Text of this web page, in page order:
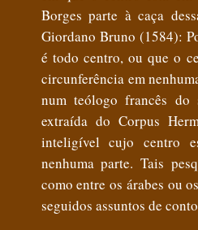
Borges parte à caça
Giordano Bruno (1584):
é todo centro, ou que o
circunferência em
num teólogo francês
extraída do Corpus
inteligível cujo centro
nenhuma parte. Tais
como entre os árabes ou
seguidos assuntos de